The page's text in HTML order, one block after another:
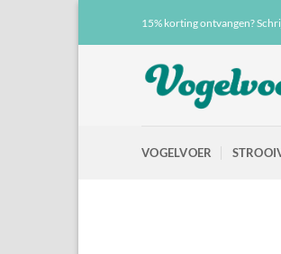
15% korting ontvangen?
VOGELVOER